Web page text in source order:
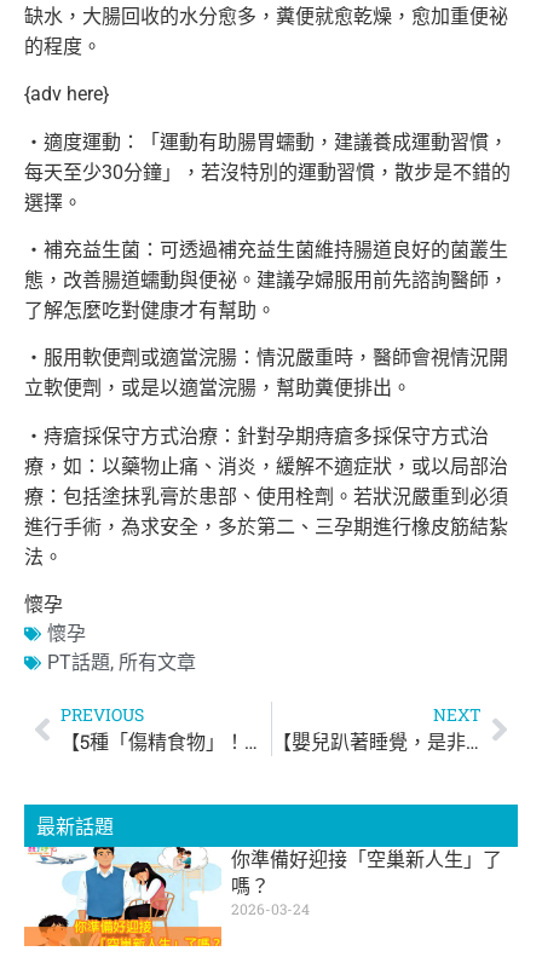
缺水，大腸回收的水分愈多，糞便就愈乾燥， 愈加重便祕
的程度。
{adv here}
‧適度運動：「運動有助腸胃蠕動，建議養成運動習慣，
每天至少30分鐘」，若沒特別的運動習慣，散步是不錯的
選擇。
‧補充益生菌：可透過補充益生菌維持腸道良好的菌叢生
態， 改善腸道蠕動與便祕。建議孕婦服用前先諮詢醫師，
了解怎麼吃對健康才有幫助。
‧服用軟便劑或適當浣腸：情況嚴重時，醫師會視情況開
立軟便劑， 或是以適當浣腸，幫助糞便排出。
‧痔瘡採保守方式治療：針對孕期痔瘡多採保守方式治
療，如： 以藥物止痛、消炎，緩解不適症狀，或以局部治
療： 包括塗抹乳膏於患部、使用栓劑。若狀況嚴重到必須
進行手術， 為求安全，多於第二、三孕期進行橡皮筋結紮
法。
懷孕
懷孕
PT話題, 所有文章
PREVIOUS
【5種「傷精食物」！男人要少吃！】
NEXT
【嬰兒趴著睡覺，是非常危險!!】
最新話題
你準備好迎接「空巢新人生」了
嗎？
2026-03-24